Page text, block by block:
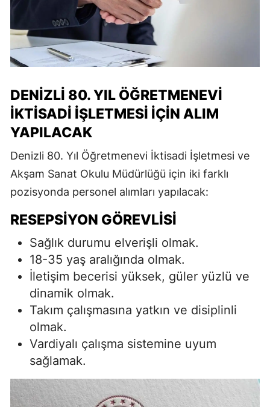
DENIZLI 80. YIL ÖĞRETMENEVI
İKTISADI İŞLETMESI İÇIN ALIM
YAPILACAK
Denizli 80. Yıl Öğretmenevi İktisadi İşletmesi ve
Akşam Sanat Okulu Müdürlüğü için iki farklı
pozisyonda personel alımları yapılacak:
RESEPSIYON GÖREVLISI
Sağlık durumu elverişli olmak.
18-35 yaş aralığında olmak.
İletişim becerisi yüksek, güler yüzlü ve
dinamik olmak.
Takım çalışmasına yatkın ve disiplinli
olmak.
Vardiyalı çalışma sistemine uyum
sağlamak.